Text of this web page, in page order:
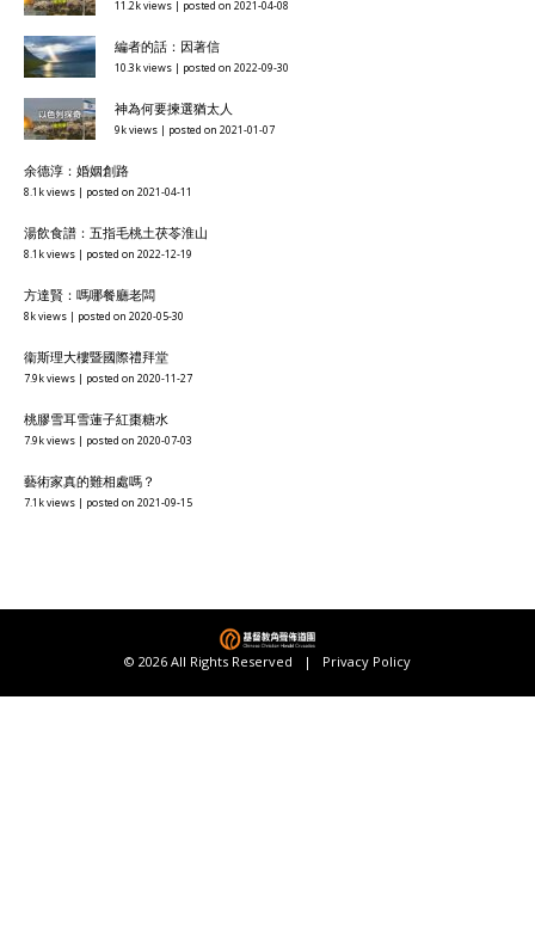
11.2k views | posted on 2021-04-08
編者的話：因著信
10.3k views | posted on 2022-09-30
神為何要揀選猶太人
9k views | posted on 2021-01-07
余德淳：婚姻創路
8.1k views | posted on 2021-04-11
湯飲食譜：五指毛桃土茯苓淮山
8.1k views | posted on 2022-12-19
方達賢：嗎哪餐廳老闆
8k views | posted on 2020-05-30
衞斯理大樓暨國際禮拜堂
7.9k views | posted on 2020-11-27
桃膠雪耳雪蓮子紅棗糖水
7.9k views | posted on 2020-07-03
藝術家真的難相處嗎？
7.1k views | posted on 2021-09-15
© 2026 All Rights Reserved | Privacy Policy